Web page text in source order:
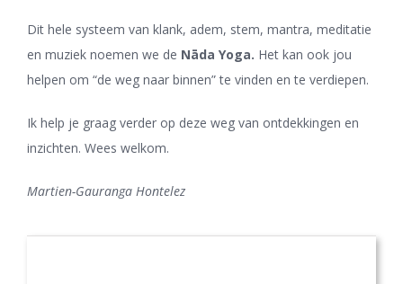
Dit hele systeem van klank, adem, stem, mantra, meditatie
en muziek noemen we de Nāda Yoga. Het kan ook jou
helpen om “de weg naar binnen” te vinden en te verdiepen.
Ik help je graag verder op deze weg van ontdekkingen en
inzichten. Wees welkom.
Martien-Gauranga Hontelez